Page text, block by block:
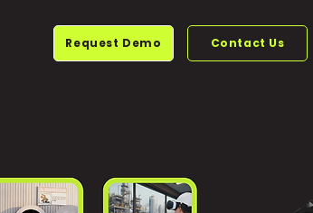
Request Demo Contact Us